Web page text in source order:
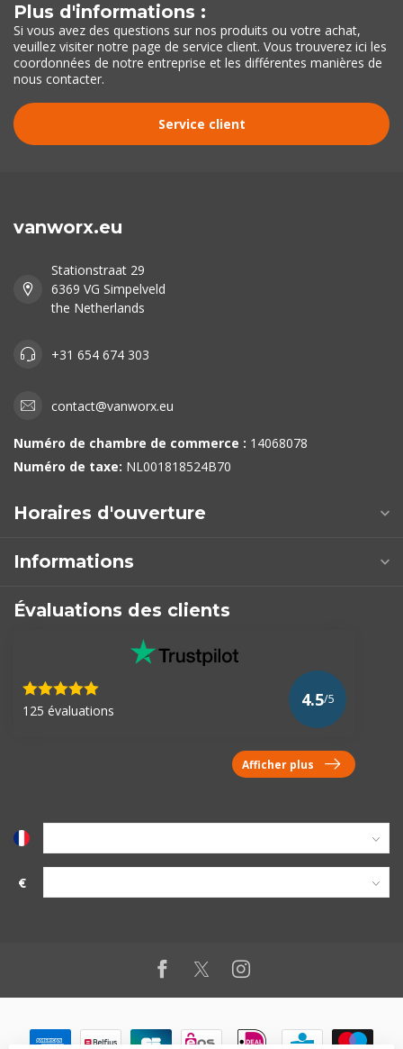
Plus d'informations :
Si vous avez des questions sur nos produits ou votre achat,
veuillez visiter notre page de service client. Vous trouverez ici les
coordonnées de notre entreprise et les différentes manières de
nous contacter.
Service client
vanworx.eu
Stationstraat 29
6369 VG Simpelveld
the Netherlands
+31 654 674 303
contact@vanworx.eu
Numéro de chambre de commerce : 14068078
Numéro de taxe: NL001818524B70
Horaires d'ouverture
Informations
Évaluations des clients
125 évaluations
4.5/5
Afficher plus
€